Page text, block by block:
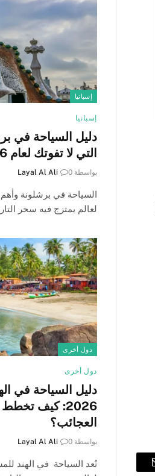
إسبانيا
إسبانيا
دليل السياحة في
التي لا تفوتك لعام 2026
بواسطة Layal Al Ali 0
السياحة في برشلونة وأهم
لعالم يمتزج فيه سحر
دول أخرى
دول أخرى
دليل السياحة في
2026: كيف
العجائب؟
بواسطة Layal Al Ali 0
تُعد السياحة في الهند